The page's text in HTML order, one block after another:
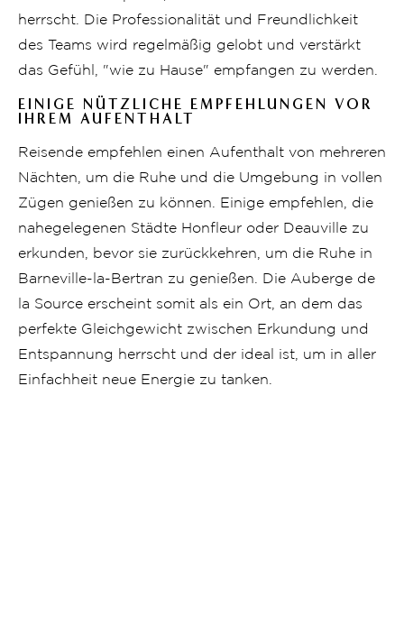
herrscht. Die Professionalität und Freundlichkeit
des Teams wird regelmäßig gelobt und verstärkt
das Gefühl, "wie zu Hause" empfangen zu werden.
EINIGE NÜTZLICHE EMPFEHLUNGEN VOR
IHREM AUFENTHALT
Reisende empfehlen einen Aufenthalt von mehreren
Nächten, um die Ruhe und die Umgebung in vollen
Zügen genießen zu können. Einige empfehlen, die
nahegelegenen Städte Honfleur oder Deauville zu
erkunden, bevor sie zurückkehren, um die Ruhe in
Barneville-la-Bertran zu genießen. Die Auberge de
la Source erscheint somit als ein Ort, an dem das
perfekte Gleichgewicht zwischen Erkundung und
Entspannung herrscht und der ideal ist, um in aller
Einfachheit neue Energie zu tanken.